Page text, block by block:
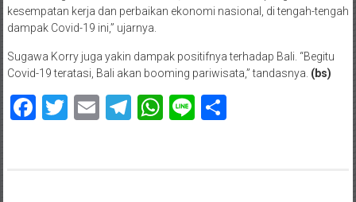
kesempatan kerja dan perbaikan ekonomi nasional, di tengah-tengah
dampak Covid-19 ini,” ujarnya.
Sugawa Korry juga yakin dampak positifnya terhadap Bali. “Begitu
Covid-19 teratasi, Bali akan booming pariwisata,” tandasnya. (bs)
Facebook
Twitter
EmailTelegram
WhatsApp
LineShare